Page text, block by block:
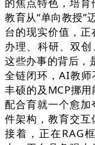
教育从“单向教授”
台的现实价值，正
办理、科研、双创
这些办事的背后，
全链闭环，AI教师
丰硕的及MCP挪
配合育就一个愈
件架构，教育交
接着，正在RAG